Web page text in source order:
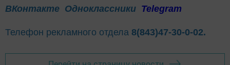
ВКонтакте Одноклассники Telegram
Телефон рекламного отдела 8(843)47-30-0-02.